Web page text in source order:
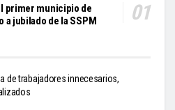
primer municipio de
a jubilado de la SSPM
de trabajadores innecesarios,